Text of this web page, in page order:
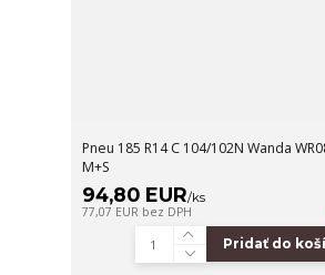
Pneu 185 R14 C 104/102N Wanda
M+S
94,80 EUR/ks
77,07 EUR bez DPH
Pridať do